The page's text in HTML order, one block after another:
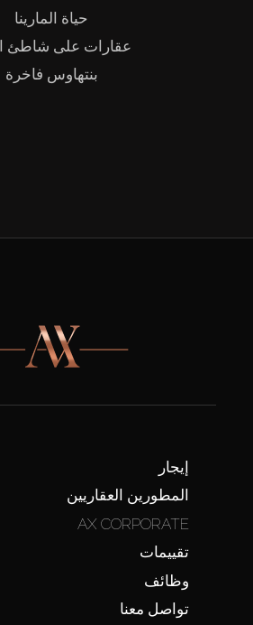
حياة المارينا
عقارات على شاطئ
بنتهاوس فاخرة
إيجار
المطورين العقاريين
AX CORPORATE
تقييمات
وظائف
تواصل معنا